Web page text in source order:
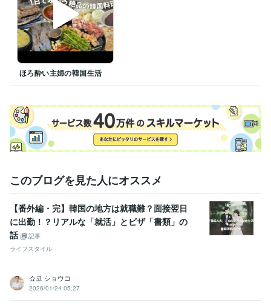
語学力
韓国語 日常会話レベル
ほろ酔い主婦の韓国生活
このブログを見た人にオススメ
【番外編・完】韓国の地方は就職難？面接翌日
に出勤！？リアルな「就活」とビザ「書類」の
話
記事
ライフスタイル
쇼코 ショウコ
2026/01/24 05:27